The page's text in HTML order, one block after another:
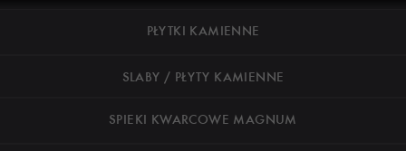
PŁYTKI KAMIENNE
SLABY / PŁYTY KAMIENNE
SPIEKI KWARCOWE MAGNUM